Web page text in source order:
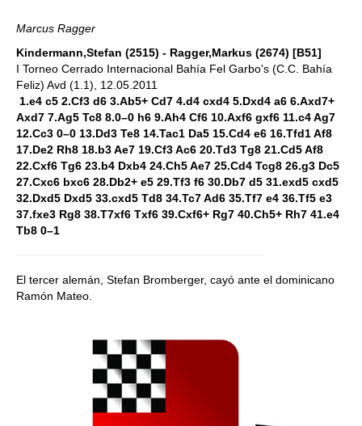
Marcus Ragger
Kindermann,Stefan (2515) - Ragger,Markus (2674) [B51]
I Torneo Cerrado Internacional Bahía Fel Garbo's (C.C. Bahía
Feliz) Avd (1.1), 12.05.2011
1.e4 c5 2.Cf3 d6 3.Ab5+ Cd7 4.d4 cxd4 5.Dxd4 a6 6.Axd7+
Axd7 7.Ag5 Tc8 8.0–0 h6 9.Ah4 Cf6 10.Axf6 gxf6 11.c4 Ag7
12.Cc3 0–0 13.Dd3 Te8 14.Tac1 Da5 15.Cd4 e6 16.Tfd1 Af8
17.De2 Rh8 18.b3 Ae7 19.Cf3 Ac6 20.Td3 Tg8 21.Cd5 Af8
22.Cxf6 Tg6 23.b4 Dxb4 24.Ch5 Ae7 25.Cd4 Tcg8 26.g3 Dc5
27.Cxc6 bxc6 28.Db2+ e5 29.Tf3 f6 30.Db7 d5 31.exd5 cxd5
32.Dxd5 Dxd5 33.cxd5 Td8 34.Tc7 Ad6 35.Tf7 e4 36.Tf5 e3
37.fxe3 Rg8 38.T7xf6 Txf6 39.Cxf6+ Rg7 40.Ch5+ Rh7 41.e4
Tb8 0–1
El tercer alemán, Stefan Bromberger, cayó ante el dominicano
Ramón Mateo.